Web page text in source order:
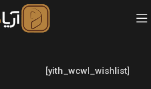
[yith_wcwl_wishlist]